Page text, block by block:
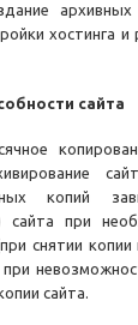
архивных
хостинга и
сайта
копий
сайта при
снятии копии
сайта.